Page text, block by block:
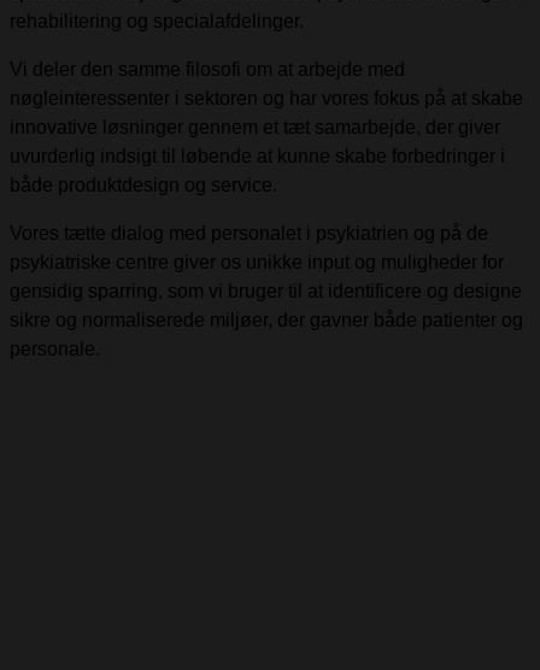
rehabilitering og specialafdelinger.
Vi deler den samme filosofi om at arbejde med
nøgleinteressenter i sektoren og har vores fokus på at skabe
innovative løsninger gennem et tæt samarbejde, der giver
uvurderlig indsigt til løbende at kunne skabe forbedringer i
både produktdesign og service.
Vores tætte dialog med personalet i psykiatrien og på de
psykiatriske centre giver os unikke input og muligheder for
gensidig sparring, som vi bruger til at identificere og designe
sikre og normaliserede miljøer, der gavner både patienter og
personale.